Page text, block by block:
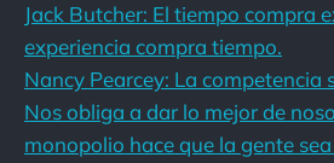
Jack Butcher: El tiempo compra
experiencia compra tiempo.
Nancy Pearcey: La competencia
Nos obliga a dar lo mejor de
monopolio hace que la gente